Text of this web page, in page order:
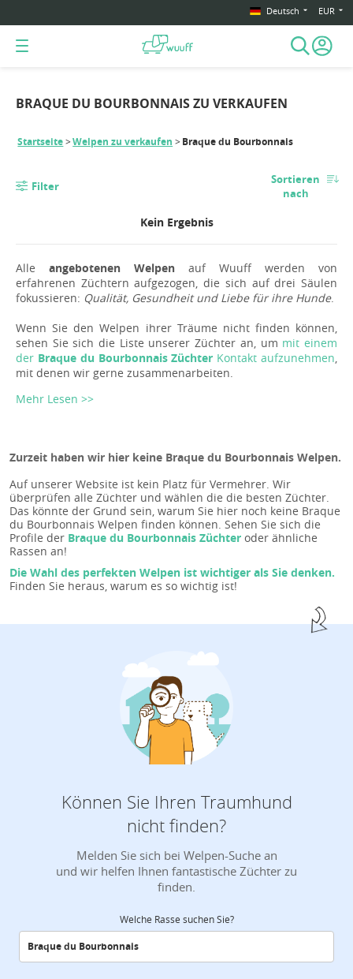
Deutsch EUR
BRAQUE DU BOURBONNAIS ZU VERKAUFEN
Startseite Welpen zu verkaufen Braque du Bourbonnais
Filter
Sortieren
nach
Kein Ergebnis
Alle angebotenen Welpen auf Wuuff werden von
erfahrenen Züchtern aufgezogen, die sich auf drei Säulen
fokussieren: Qualität, Gesundheit und Liebe für ihre Hunde.
Wenn Sie den Welpen ihrer Träume nicht finden können,
sehen Sie sich die Liste unserer Züchter an, um mit einem
der Braque du Bourbonnais Züchter Kontakt aufzunehmen,
mit denen wir gerne zusammenarbeiten.
Mehr Lesen >>
Zurzeit haben wir hier keine Braque du Bourbonnais Welpen.
Auf unserer Website ist kein Platz für Vermehrer. Wir
überprüfen alle Züchter und wählen die die besten Züchter.
Das könnte der Grund sein, warum Sie hier noch keine Braque
du Bourbonnais Welpen finden können. Sehen Sie sich die
Profile der Braque du Bourbonnais Züchter oder ähnliche
Rassen an!
Die Wahl des perfekten Welpen ist wichtiger als Sie denken.
Finden Sie heraus, warum es so wichtig ist!
Können Sie Ihren Traumhund
nicht finden?
Melden Sie sich bei Welpen-Suche an
und wir helfen Ihnen fantastische Züchter zu
finden.
Welche Rasse suchen Sie?